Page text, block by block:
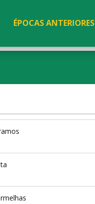
ÉPOCAS ANTERIORES